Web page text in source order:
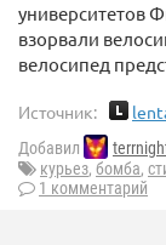
университетов
взорвали
велосипед
Источник:
Добавил
курьез, бомба,
1 комментарий